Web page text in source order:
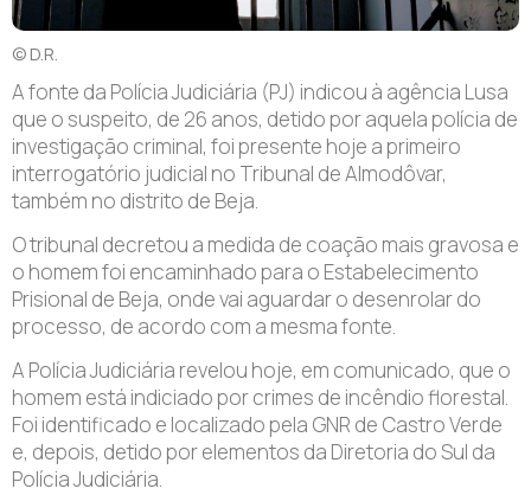
© D.R.
A fonte da Polícia Judiciária (PJ) indicou à agência Lusa
que o suspeito, de 26 anos, detido por aquela polícia de
investigação criminal, foi presente hoje a primeiro
interrogatório judicial no Tribunal de Almodôvar,
também no distrito de Beja.
O tribunal decretou a medida de coação mais gravosa e
o homem foi encaminhado para o Estabelecimento
Prisional de Beja, onde vai aguardar o desenrolar do
processo, de acordo com a mesma fonte.
A Polícia Judiciária revelou hoje, em comunicado, que o
homem está indiciado por crimes de incêndio florestal.
Foi identificado e localizado pela GNR de Castro Verde
e, depois, detido por elementos da Diretoria do Sul da
Polícia Judiciária.